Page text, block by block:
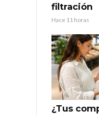
filtración
Hace 11 horas
¿Tus